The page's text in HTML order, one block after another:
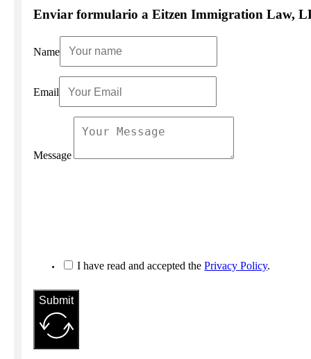
Enviar formulario a Eitzen Immigration Law,
Name
Email
Message
I have read and accepted thePrivacy Policy.
Submit